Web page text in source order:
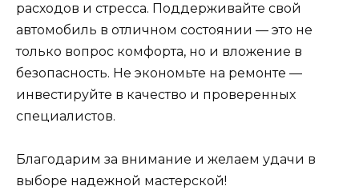
расходов и стресса. Поддерживайте свой
автомобиль в отличном состоянии — это не
только вопрос комфорта, но и вложение в
безопасность. Не экономьте на ремонте —
инвестируйте в качество и проверенных
специалистов.
Благодарим за внимание и желаем удачи в
выборе надежной мастерской!